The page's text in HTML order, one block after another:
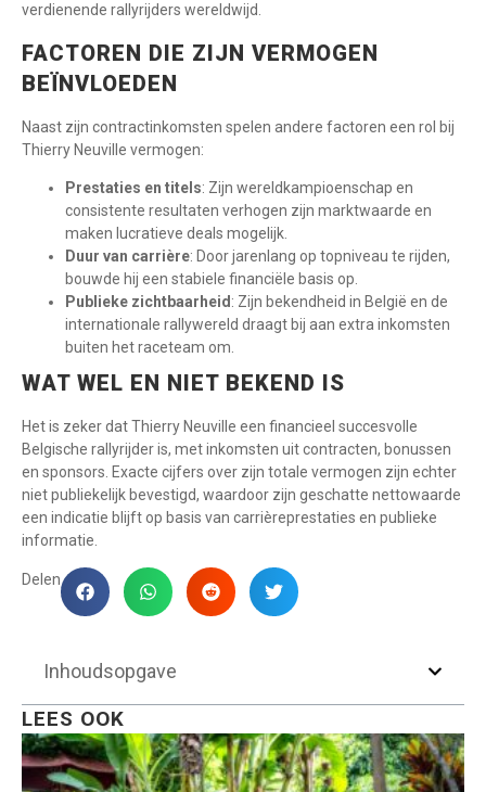
verdienende rallyrijders wereldwijd.
FACTOREN DIE ZIJN VERMOGEN
BEÏNVLOEDEN
Naast zijn contractinkomsten spelen andere factoren een rol bij
Thierry Neuville vermogen:
Prestaties en titels: Zijn wereldkampioenschap en
consistente resultaten verhogen zijn marktwaarde en
maken lucratieve deals mogelijk.
Duur van carrière: Door jarenlang op topniveau te rijden,
bouwde hij een stabiele financiële basis op.
Publieke zichtbaarheid : Zijn bekendheid in België en de
internationale rallywereld draagt bij aan extra inkomsten
buiten het raceteam om.
WAT WEL EN NIET BEKEND IS
Het is zeker dat Thierry Neuville een financieel succesvolle
Belgische rallyrijder is, met inkomsten uit contracten, bonussen
en sponsors. Exacte cijfers over zijn totale vermogen zijn echter
niet publiekelijk bevestigd, waardoor zijn geschatte nettowaarde
een indicatie blijft op basis van carrièreprestaties en publieke
informatie.
Delen
Inhoudsopgave
LEES OOK